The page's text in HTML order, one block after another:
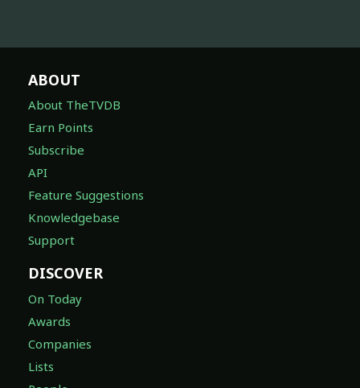
ABOUT
About TheTVDB
Earn Points
Subscribe
API
Feature Suggestions
Knowledgebase
Support
DISCOVER
On Today
Awards
Companies
Lists